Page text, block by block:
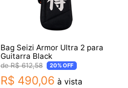
Bag Seizi Armor Ultra 2 para
Guitarra Black
R$ 612,58 20%OFF
R$ 490,06 à vista